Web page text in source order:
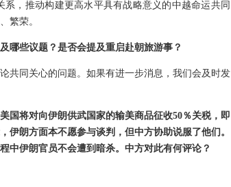
，推动构建更高水平具有战略意义的中越命运共同
繁荣。
哪些议题？是否会提及重启赴朝旅游事？
共同关心的问题。如果有进一步消息，我们会及时发
国将对向伊朗供武国家的输美商品征收50％关税，即
朗方面本不愿参与谈判，但中方协助说服了他们。
中伊朗官员不会遭到暗杀。中方对此有何评论？